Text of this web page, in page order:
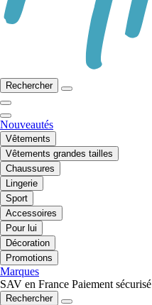
Rechercher
Nouveautés
Vêtements
Vêtements grandes tailles
Chaussures
Lingerie
Sport
Accessoires
Pour lui
Décoration
Promotions
Marques
SAV en France Paiement sécurisé
Rechercher